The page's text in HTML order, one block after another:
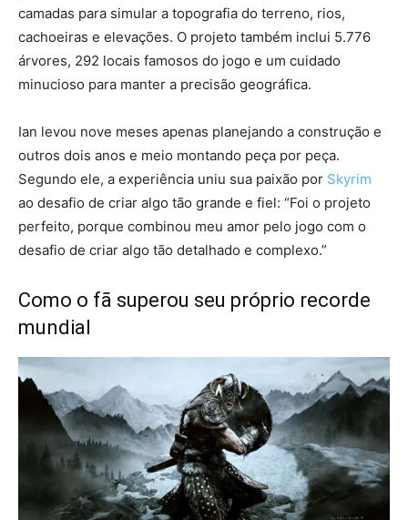
camadas para simular a topografia do terreno, rios,
cachoeiras e elevações. O projeto também inclui 5.776
árvores, 292 locais famosos do jogo e um cuidado
minucioso para manter a precisão geográfica.
Ian levou nove meses apenas planejando a construção e
outros dois anos e meio montando peça por peça.
Segundo ele, a experiência uniu sua paixão por Skyrim
ao desafio de criar algo tão grande e fiel: “Foi o projeto
perfeito, porque combinou meu amor pelo jogo com o
desafio de criar algo tão detalhado e complexo.”
Como o fã superou seu próprio recorde
mundial